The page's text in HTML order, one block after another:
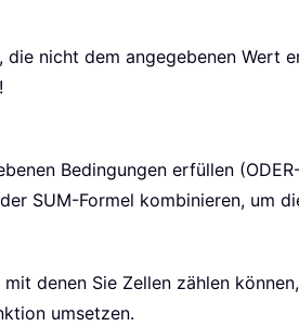
nicht dem angegebenen Wert
Bedingungen erfüllen
SUM-Formel kombinieren, um
denen Sie Zellen zählen
umsetzen.